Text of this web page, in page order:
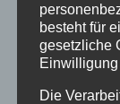
besteht für
gesetzliche
Die